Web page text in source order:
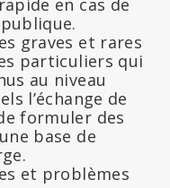
graves et rares
particuliers qui
au niveau
l’échange de
formuler des
base de
et problèmes